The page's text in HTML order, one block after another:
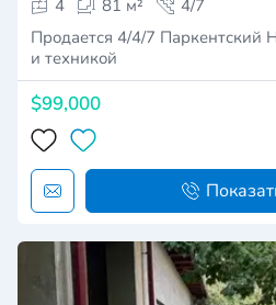
4
81 м²
4/7
Продается 4/4/7 Паркентский
и техникой
$99,000